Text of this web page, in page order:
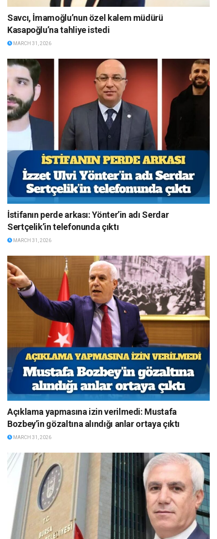
Savcı, İmamoğlu’nun özel kalem müdürü
Kasapoğlu’na tahliye istedi
MARCH 31, 2026
İstifanın perde arkası: Yönter’in adı Serdar
Sertçelik’in telefonunda çıktı
MARCH 31, 2026
Açıklama yapmasına izin verilmedi: Mustafa
Bozbey’in gözaltına alındığı anlar ortaya çıktı
MARCH 31, 2026